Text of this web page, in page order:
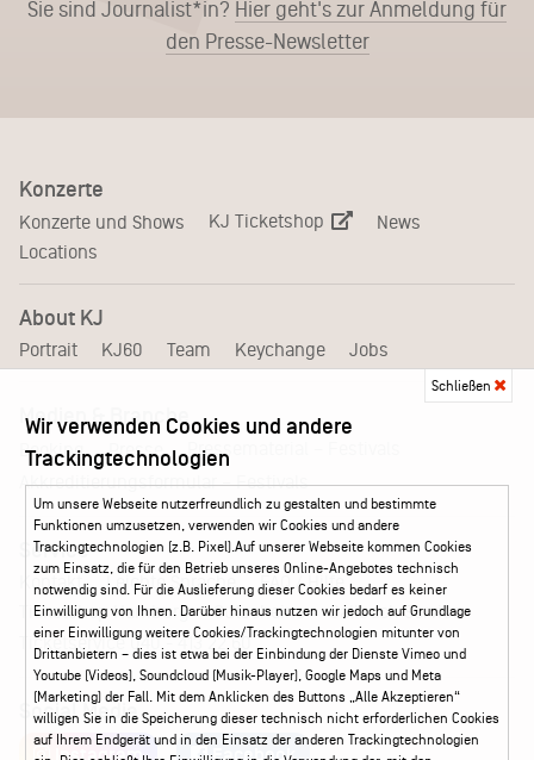
Sie sind Journalist*in? Hier geht's zur Anmeldung für
den Presse-Newsletter
Konzerte
Konzerte und Shows KJ Ticketshop
News
Locations
About KJ
Portrait KJ60 Team Keychange Jobs
Medien & Branche
Booking Presse
Pressematerial – Festivals
Akkreditierungsformular – Festivals
Service
Kontakt Leichte Sprache
FAQ / Hilfe
Ticketshop Hamburg
Gutscheine
Callback-Service
Ticketservice 040 - 413 22 60
Social Media
Instagram Facebook
Schließen
Wir verwenden Cookies und andere
Trackingtechnologien
Um unsere Webseite nutzerfreundlich zu gestalten und bestimmte
Funktionen umzusetzen, verwenden wir Cookies und andere
Trackingtechnologien (z.B. Pixel).Auf unserer Webseite kommen Cookies
zum Einsatz, die für den Betrieb unseres Online-Angebotes technisch
notwendig sind. Für die Auslieferung dieser Cookies bedarf es keiner
Einwilligung von Ihnen. Darüber hinaus nutzen wir jedoch auf Grundlage
einer Einwilligung weitere Cookies/Trackingtechnologien mitunter von
Drittanbietern – dies ist etwa bei der Einbindung der Dienste Vimeo und
Youtube (Videos), Soundcloud (Musik-Player), Google Maps und Meta
(Marketing) der Fall. Mit dem Anklicken des Buttons „Alle Akzeptieren“
willigen Sie in die Speicherung dieser technisch nicht erforderlichen Cookies
auf Ihrem Endgerät und in den Einsatz der anderen Trackingtechnologien